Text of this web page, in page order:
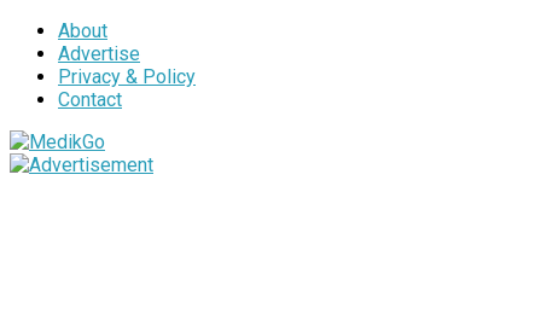
About
Advertise
Privacy & Policy
Contact